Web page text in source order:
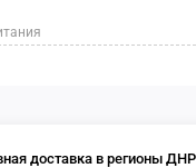
доставка в регионы